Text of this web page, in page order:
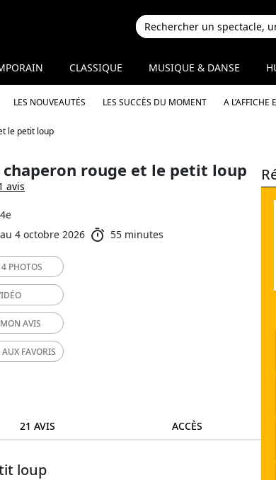
CLASSIQUE MUSIQUE & DANSE
LES NOUVEAUTÉS LES SUCCÈS DU MOMENT A L’AFFICHE
le petit loup
chaperon rouge et le petit loup
avis
4 octobre 2026
55 minutes
4 PHOTOS
AVIS
AUX FAVORIS
21 AVIS ACCÈS
loup